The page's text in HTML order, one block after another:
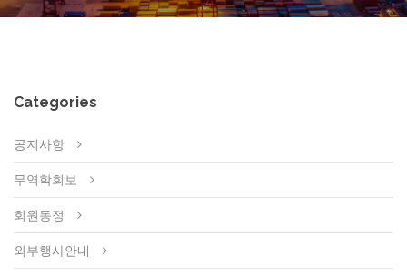
Categories
공지사항
무역학회보
회원동정
외부행사안내